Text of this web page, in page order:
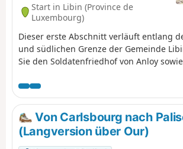
Start in Libin (Province de
Luxembourg)
Dieser erste Abschnitt verläuft entlang
und südlichen Grenze der Gemeinde
Sie den Soldatenfriedhof von Anloy
kommen an der Quelle der Lesse vorbei
die Etappe am Biwak „Le Bané“.
Von Carlsbourg nach
(Langversion über Our)